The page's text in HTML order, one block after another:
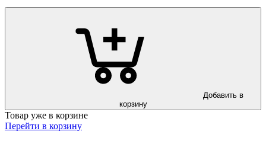
корзину
Товар уже в корзине
Перейти в корзину